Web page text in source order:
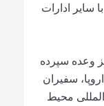
سایر ادارات
وعده سپرده
سفیران
محیط